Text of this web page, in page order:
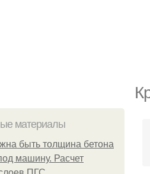
материалы
быть толщина бетона
машину. Расчет